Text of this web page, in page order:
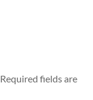
Required fields are